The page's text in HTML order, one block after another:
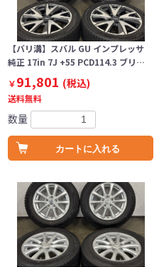
【バリ溝】スバル GU インプレッサ
純正 17in 7J +55 PCD114.3 ブリ…
￥91,801 (税込)
送料無料
数量
カートに入れる